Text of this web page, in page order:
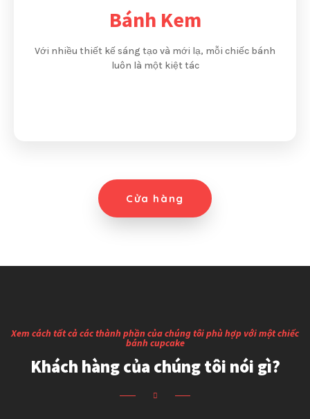
Bánh Kem
Với nhiều thiết kế sáng tạo và mới lạ, mỗi chiếc bánh
luôn là một kiệt tác
Cửa hàng
Xem cách tất cả các thành phần của chúng tôi phù hợp với một chiếc
bánh cupcake
Khách hàng của chúng tôi nói gì?